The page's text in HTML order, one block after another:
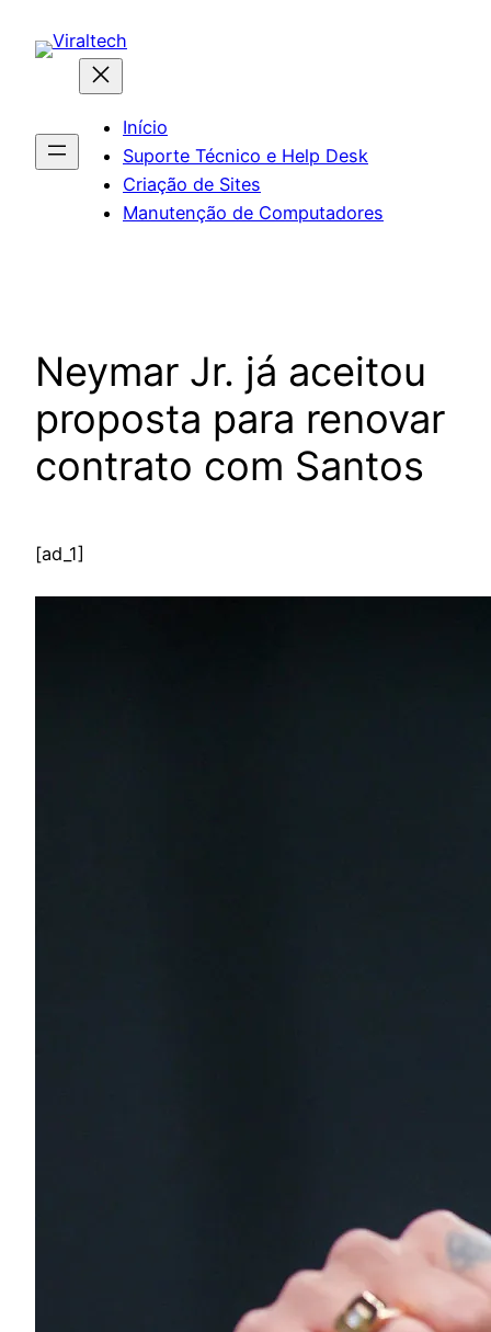
para
Início
Suporte Técnico e Help Desk
Criação de Sites
Manutenção de Computadores
Neymar Jr. já aceitou
proposta para renovar
contrato com Santos
[ad_1]